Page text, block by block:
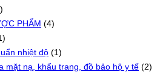
PHẨM (4)
nhiệt độ (1)
mặt nạ, khẩu trang, đồ bảo hộ y tế (2)